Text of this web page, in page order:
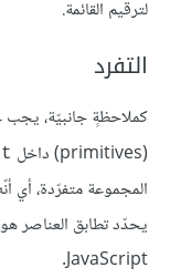
لترقيم القائمة.
التفرد
كملاحظةٍ جانبيّة، يجب
(primitives) داخل
المجموعة متفرّدة، أي
يحدّد تطابق العناصر
JavaScript.